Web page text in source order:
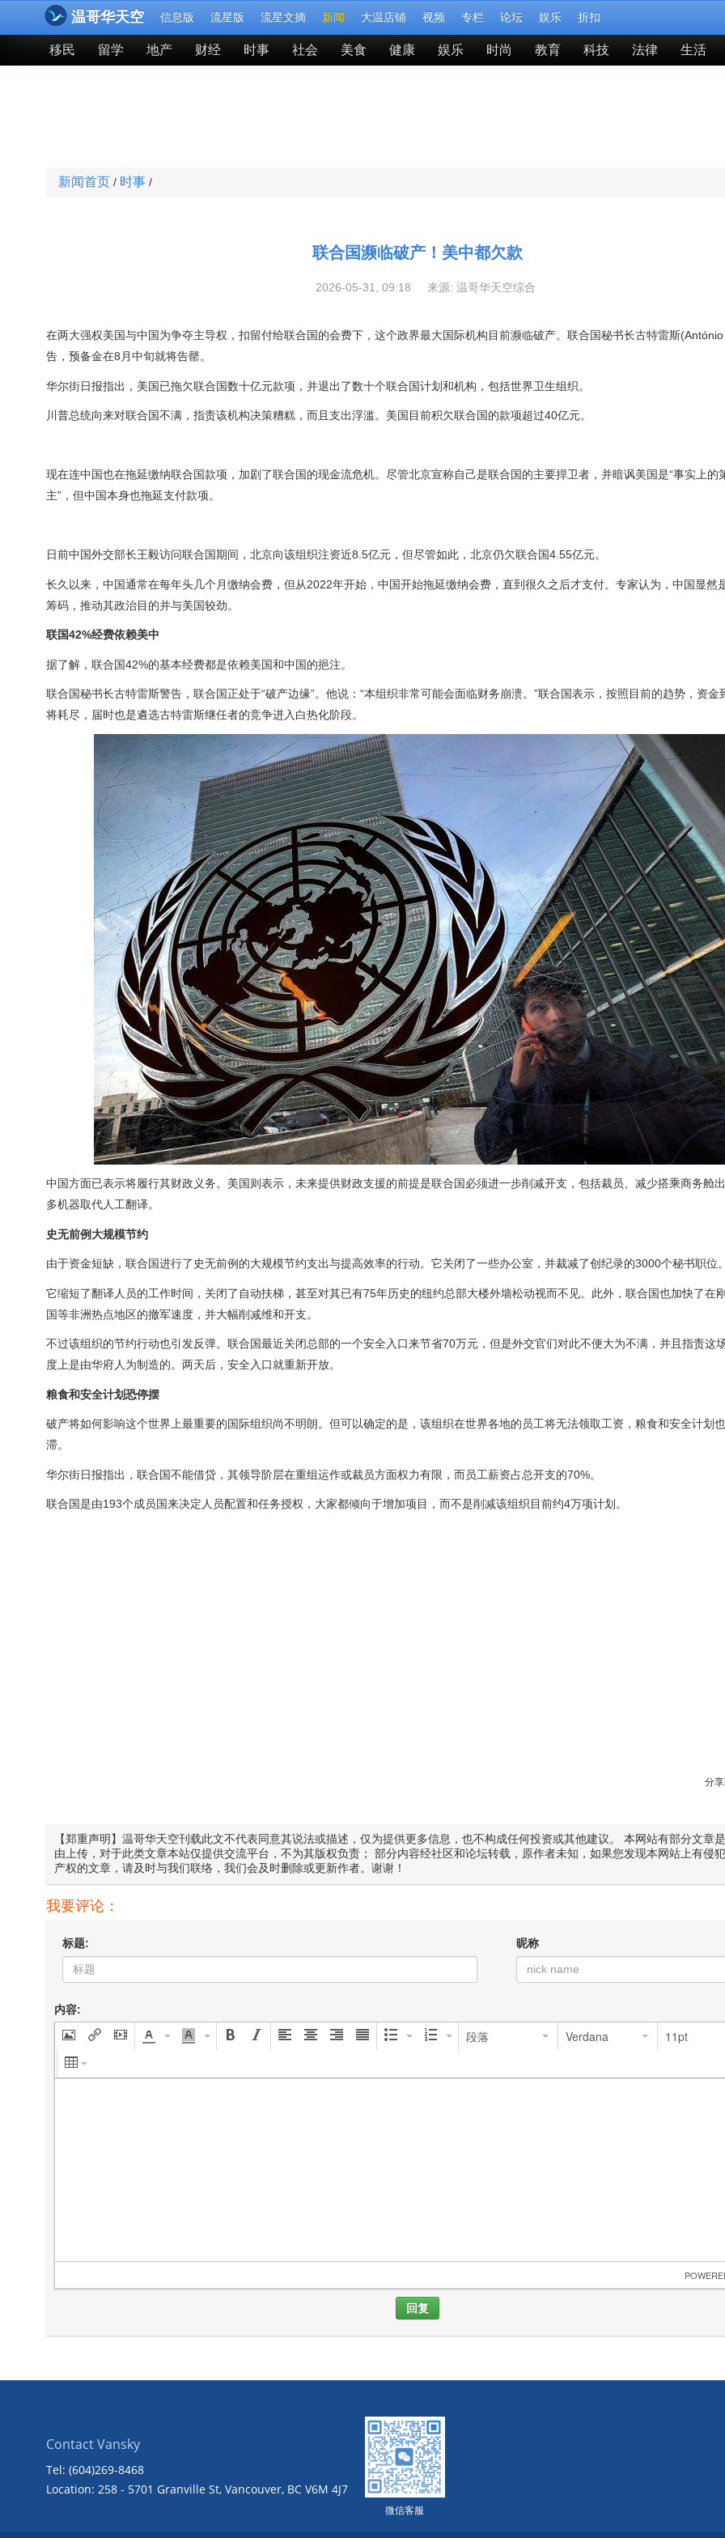
温哥华天空 信息版 流星版 流星文摘 新闻 大温店铺 视频 专栏 论坛 娱乐 折扣
移民 留学 地产 财经 时事 社会 美食 健康 娱乐 时尚 教育 科技 法律 生活
新闻首页 / 时事 /
联合国濒临破产！美中都欠款
2026-05-31, 09:18 来源: 温哥华天空综合
在两大强权美国与中国为争夺主导权，扣留付给联合国的会费下，这个政界最大国际机构目前濒临破产。联合国秘书长古特雷斯
告，预备金在8月中旬就将告罄。
华尔街日报指出，美国已拖欠联合国数十亿元款项，并退出了数十个联合国计划和机构，包括世界卫生组织。
川普总统向来对联合国不满，指责该机构决策糟糕，而且支出浮滥。美国目前积欠联合国的款项超过40亿元。
现在连中国也在拖延缴纳联合国款项，加剧了联合国的现金流危机。尽管北京宣称自己是联合国的主要捍卫者，并暗讽美国是“事实上的
主”，但中国本身也拖延支付款项。
日前中国外交部长王毅访问联合国期间，北京向该组织注资近8.5亿元，但尽管如此，北京仍欠联合国4.55亿元。
长久以来，中国通常在每年头几个月缴纳会费，但从2022年开始，中国开始拖延缴纳会费，直到很久之后才支付。专家认为，中国显然
筹码，推动其政治目的并与美国较劲。
联国42%经费依赖美中
据了解，联合国42%的基本经费都是依赖美国和中国的挹注。
联合国秘书长古特雷斯警告，联合国正处于“破产边缘”。他说：“本组织非常可能会面临财务崩溃。”联合国表示，按照目前的趋势，资金
将耗尽，届时也是遴选古特雷斯继任者的竞争进入白热化阶段。
中国方面已表示将履行其财政义务。美国则表示，未来提供财政支援的前提是联合国必须进一步削减开支，包括裁员、减少搭乘商务舱
多机器取代人工翻译。
史无前例大规模节约
由于资金短缺，联合国进行了史无前例的大规模节约支出与提高效率的行动。它关闭了一些办公室，并裁减了创纪录的3000个秘书职位
它缩短了翻译人员的工作时间，关闭了自动扶梯，甚至对其已有75年历史的纽约总部大楼外墙松动视而不见。此外，联合国也加快了在
国等非洲热点地区的撤军速度，并大幅削减维和开支。
不过该组织的节约行动也引发反弹。联合国最近关闭总部的一个安全入口来节省70万元，但是外交官们对此不便大为不满，并且指责这
度上是由华府人为制造的。两天后，安全入口就重新开放。
粮食和安全计划恐停摆
破产将如何影响这个世界上最重要的国际组织尚不明朗。但可以确定的是，该组织在世界各地的员工将无法领取工资，粮食和安全计划
滞。
华尔街日报指出，联合国不能借贷，其领导阶层在重组运作或裁员方面权力有限，而员工薪资占总开支的70%。
联合国是由193个成员国来决定人员配置和任务授权，大家都倾向于增加项目，而不是削减该组织目前约4万项计划。
分
【郑重声明】温哥华天空刊载此文不代表同意其说法或描述，仅为提供更多信息，也不构成任何投资或其他建议。 本网站有部分文章
由上传，对于此类文章本站仅提供交流平台，不为其版权负责； 部分内容经社区和论坛转载，原作者未知，如果您发现本网站上有侵
产权的文章，请及时与我们联络，我们会及时删除或更新作者。谢谢！
我要评论：
标题: 昵称
内容:
段落 Verdana 11pt
回复
Contact Vansky
Tel: (604)269-8468
Location: 258 - 5701 Granville St, Vancouver, BC V6M 4J7
微信客服